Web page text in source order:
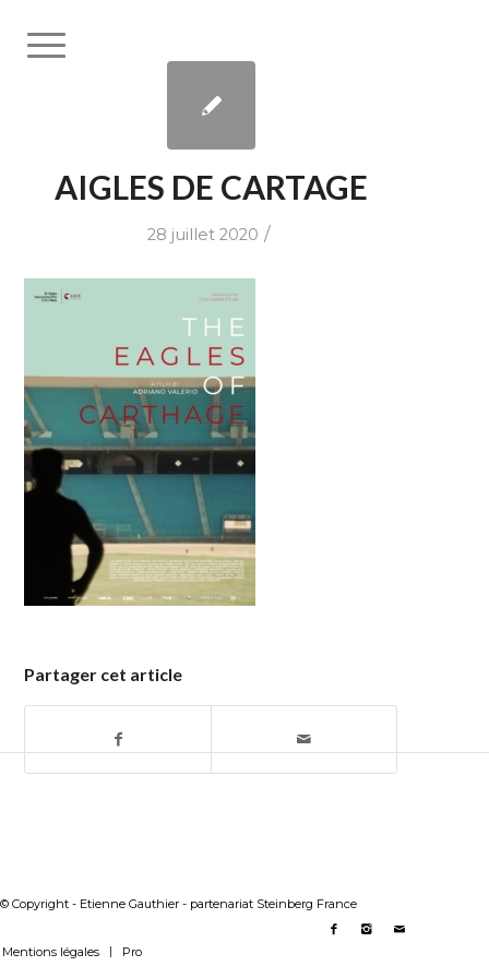
AIGLES DE CARTAGE
28 juillet 2020 /
Partager cet article
© Copyright - Etienne Gauthier - partenariat Steinberg France
Mentions légales Pro